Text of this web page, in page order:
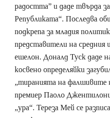
радостта” и даде твърда
Републиката“. Последва
подкрепа за младия
представители на средния
ешелон. Доналд Туск даде
косвено определяйки
„тиранията на фалшивите
премиер Паоло
„ура“. Тереза Мей се